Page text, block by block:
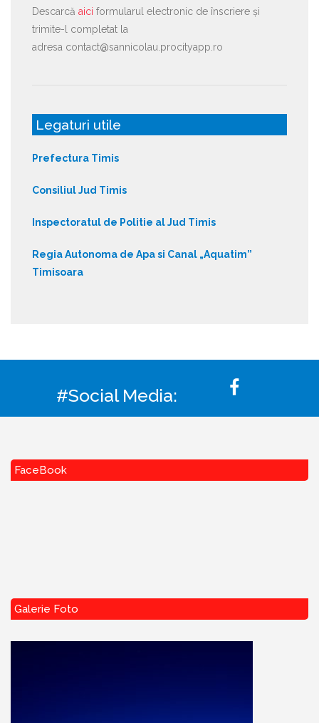
Descarcă aici formularul electronic de înscriere și
trimite-l completat la
adresa contact@sannicolau.procityapp.ro
Legaturi utile
Prefectura Timis
Consiliul Jud Timis
Inspectoratul de Politie al Jud Timis
Regia Autonoma de Apa si Canal „Aquatim”
Timisoara
#Social Media:
FaceBook
Galerie Foto